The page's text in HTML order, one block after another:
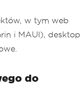
w tym web
i MAUI), desktop
do